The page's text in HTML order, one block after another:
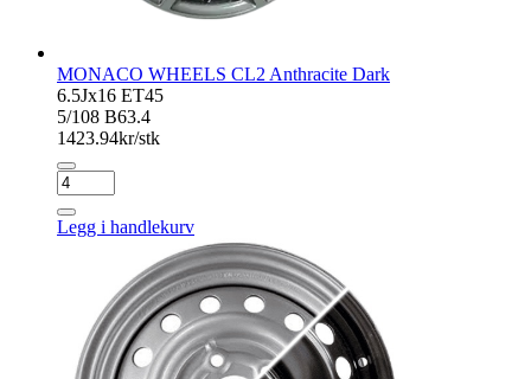
MONACO WHEELS CL2 Anthracite Dark
6.5Jx16 ET45
5/108 B63.4
1423.94kr/stk
MONACO
WHEELS
CL2
Anthracite
Legg i handlekurv